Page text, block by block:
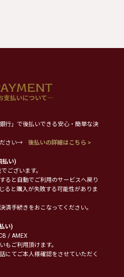
行」で後払いできる安心・簡単な決
ださい→
後払いの詳細はこちら >
払い)
ございます。
ると自動でご利用のサービスへ戻り
ると購入が失敗する可能性がありま
手続きをおこなってください。
い)
/ AMEX
もご利用頂けます。
にてご本人様確認をさせていただく